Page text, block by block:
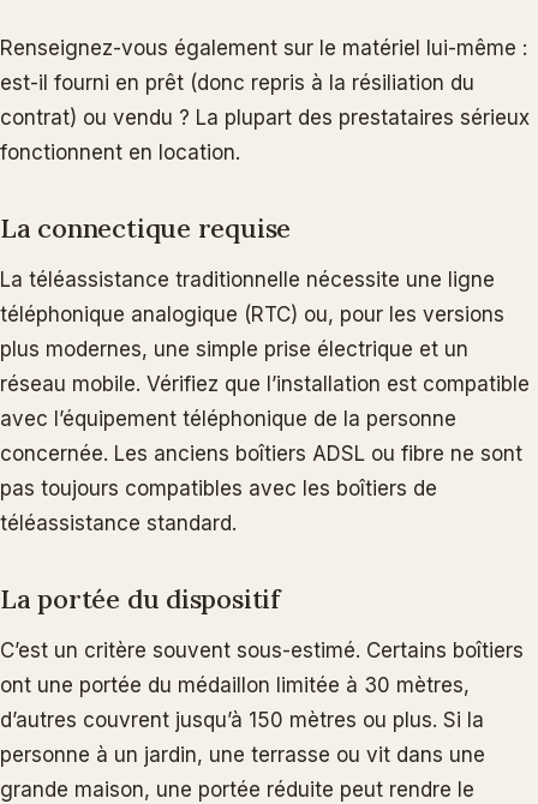
Renseignez-vous également sur le matériel lui-même :
est-il fourni en prêt (donc repris à la résiliation du
contrat) ou vendu ? La plupart des prestataires sérieux
fonctionnent en location.
La connectique requise
La téléassistance traditionnelle nécessite une ligne
téléphonique analogique (RTC) ou, pour les versions
plus modernes, une simple prise électrique et un
réseau mobile. Vérifiez que l’installation est compatible
avec l’équipement téléphonique de la personne
concernée. Les anciens boîtiers ADSL ou fibre ne sont
pas toujours compatibles avec les boîtiers de
téléassistance standard.
La portée du dispositif
C’est un critère souvent sous-estimé. Certains boîtiers
ont une portée du médaillon limitée à 30 mètres,
d’autres couvrent jusqu’à 150 mètres ou plus. Si la
personne à un jardin, une terrasse ou vit dans une
grande maison, une portée réduite peut rendre le